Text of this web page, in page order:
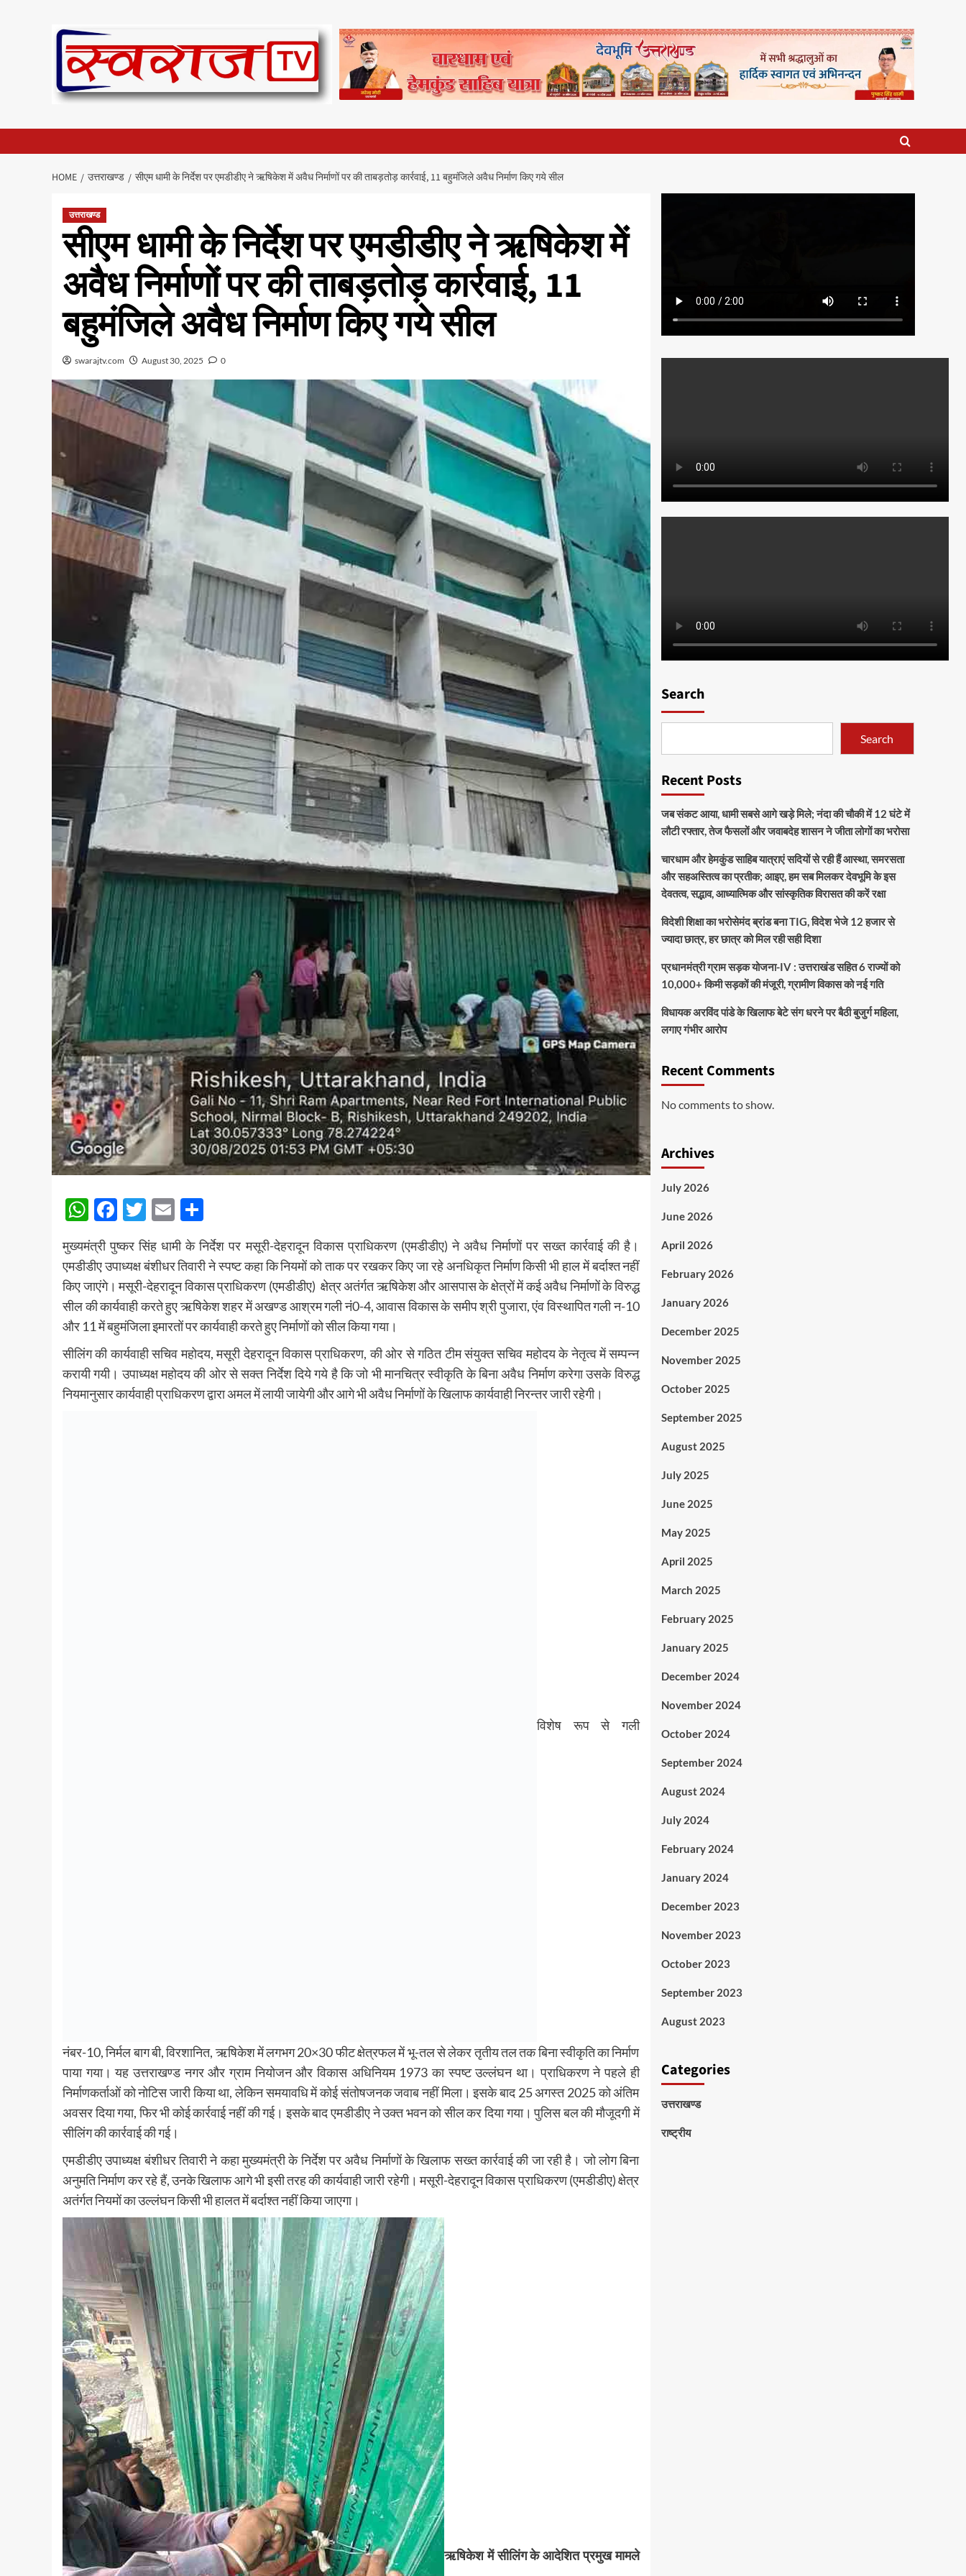
HOME उत्तराखण्ड सीएम धामी के निर्देश पर एमडीडीए ने ऋषिकेश में अवैध निर्माणों पर की ताबड़तोड़ कार्रवाई, 11 बहुमंजिले अवैध निर्माण किए गये सील
उत्तराखण्ड
सीएम धामी के निर्देश पर एमडीडीए ने ऋषिकेश में
अवैध निर्माणों पर की ताबड़तोड़ कार्रवाई, 11
बहुमंजिले अवैध निर्माण किए गये सील
swarajtv.com August 30, 2025 0
WhatsApp
Facebook
Twitter
Email
मुख्यमंत्री पुष्कर सिंह धामी के निर्देश पर मसूरी-देहरादून विकास प्राधिकरण (एमडीडीए) ने अवैध निर्माणों पर सख्त कार्रवाई की है।
एमडीडीए उपाध्यक्ष बंशीधर तिवारी ने स्पष्ट कहा कि नियमों को ताक पर रखकर किए जा रहे अनधिकृत निर्माण किसी भी हाल में बर्दाश्त नहीं
किए जाएंगे। मसूरी-देहरादून विकास प्राधिकरण (एमडीडीए) क्षेत्र अतंर्गत ऋषिकेश और आसपास के क्षेत्रों में कई अवैध निर्माणों के विरुद्ध
सील की कार्यवाही करते हुए ऋषिकेश शहर में अखण्ड आश्रम गली नं0-4, आवास विकास के समीप श्री पुजारा, एंव विस्थापित गली न-10
और 11 में बहुमंजिला इमारतों पर कार्यवाही करते हुए निर्माणों को सील किया गया।
सीलिंग की कार्यवाही सचिव महोदय, मसूरी देहरादून विकास प्राधिकरण, की ओर से गठित टीम संयुक्त सचिव महोदय के नेतृत्व में सम्पन्न
करायी गयी। उपाध्यक्ष महोदय की ओर से सक्त निर्देश दिये गये है कि जो भी मानचित्र स्वीकृति के बिना अवैध निर्माण करेगा उसके विरुद्ध
नियमानुसार कार्यवाही प्राधिकरण द्वारा अमल में लायी जायेगी और आगे भी अवैध निर्माणों के खिलाफ कार्यवाही निरन्तर जारी रहेगी।
विशेष रूप से गली
नंबर-10, निर्मल बाग बी, विरशानित, ऋषिकेश में लगभग 20×30 फीट क्षेत्रफल में भू-तल से लेकर तृतीय तल तक बिना स्वीकृति का निर्माण
पाया गया। यह उत्तराखण्ड नगर और ग्राम नियोजन और विकास अधिनियम 1973 का स्पष्ट उल्लंघन था। प्राधिकरण ने पहले ही
निर्माणकर्ताओं को नोटिस जारी किया था, लेकिन समयावधि में कोई संतोषजनक जवाब नहीं मिला। इसके बाद 25 अगस्त 2025 को अंतिम
अवसर दिया गया, फिर भी कोई कार्रवाई नहीं की गई। इसके बाद एमडीडीए ने उक्त भवन को सील कर दिया गया। पुलिस बल की मौजूदगी में
सीलिंग की कार्रवाई की गई।
एमडीडीए उपाध्यक्ष बंशीधर तिवारी ने कहा मुख्यमंत्री के निर्देश पर अवैध निर्माणों के खिलाफ सख्त कार्रवाई की जा रही है। जो लोग बिना
अनुमति निर्माण कर रहे हैं, उनके खिलाफ आगे भी इसी तरह की कार्यवाही जारी रहेगी। मसूरी-देहरादून विकास प्राधिकरण (एमडीडीए) क्षेत्र
अतंर्गत नियमों का उल्लंघन किसी भी हालत में बर्दाश्त नहीं किया जाएगा।
ऋषिकेश में सीलिंग के आदेशित प्रमुख मामले
Search
Search
Recent Posts
जब संकट आया, धामी सबसे आगे खड़े मिले; नंदा की चौकी में 12 घंटे में
लौटी रफ्तार, तेज फैसलों और जवाबदेह शासन ने जीता लोगों का भरोसा
चारधाम और हेमकुंड साहिब यात्राएं सदियों से रही हैं आस्था, समरसता
और सहअस्तित्व का प्रतीक; आइए, हम सब मिलकर देवभूमि के इस
देवतत्व, सद्भाव, आध्यात्मिक और सांस्कृतिक विरासत की करें रक्षा
विदेशी शिक्षा का भरोसेमंद ब्रांड बना TIG, विदेश भेजे 12 हजार से
ज्यादा छात्र, हर छात्र को मिल रही सही दिशा
प्रधानमंत्री ग्राम सड़क योजना-IV : उत्तराखंड सहित 6 राज्यों को
10,000+ किमी सड़कों की मंजूरी, ग्रामीण विकास को नई गति
विधायक अरविंद पांडे के खिलाफ बेटे संग धरने पर बैठी बुजुर्ग महिला,
लगाए गंभीर आरोप
Recent Comments
No comments to show.
Archives
July 2026
June 2026
April 2026
February 2026
January 2026
December 2025
November 2025
October 2025
September 2025
August 2025
July 2025
June 2025
May 2025
April 2025
March 2025
February 2025
January 2025
December 2024
November 2024
October 2024
September 2024
August 2024
July 2024
February 2024
January 2024
December 2023
November 2023
October 2023
September 2023
August 2023
Categories
उत्तराखण्ड
राष्ट्रीय